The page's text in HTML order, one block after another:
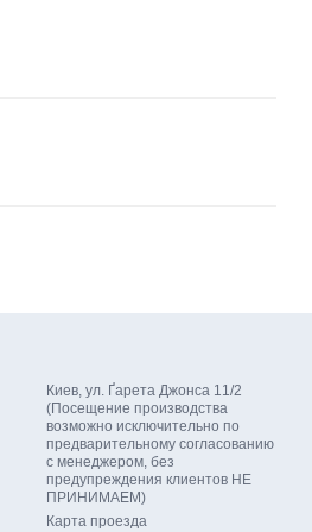
Киев, ул. Ґарета Джонса 11/2
(Посещение производства
возможно исключительно по
предварительному согласованию
с менеджером, без
предупреждения клиентов НЕ
ПРИНИМАЕМ)
Карта проезда